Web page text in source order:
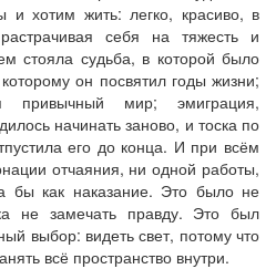
хотим жить: легко, красиво, в
себя на тяжесть и
стояла судьба, в которой было
он посвятил годы жизни;
привычный мир; эмиграция,
начинать заново, и тоска по
его до конца. И при всём
отчаяния, ни одной работы,
бы как наказание. Это было не
не замечать правду. Это был
выбор: видеть свет, потому что
всё пространство внутри.